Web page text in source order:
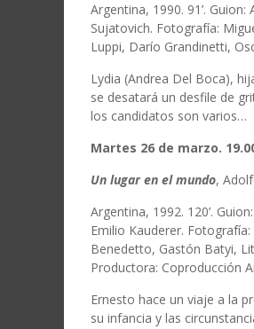
Argentina, 1990. 91’.
Sujatovich. Fotografía:
Luppi, Darío Grandinetti,
Lydia (Andrea Del Boca),
se desatará un desfile de
los candidatos son varios…
Martes 26 de marzo.
Un lugar en el mundo,
Argentina, 1992. 120’.
Emilio Kauderer.
Benedetto, Gastón Batyi,
Productora: Coproducción
Ernesto hace un viaje a la
su infancia y las